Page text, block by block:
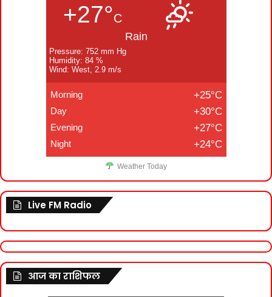
+27°C
Rain
Pressure: 752 mm Hg
Humidity: 84 %
Wind: West, 2.9 m/s
Morning +25°C
Day +30°C
Evening +27°C
Night +24°C
Weather Today
Live FM Radio
आज का राशिफल